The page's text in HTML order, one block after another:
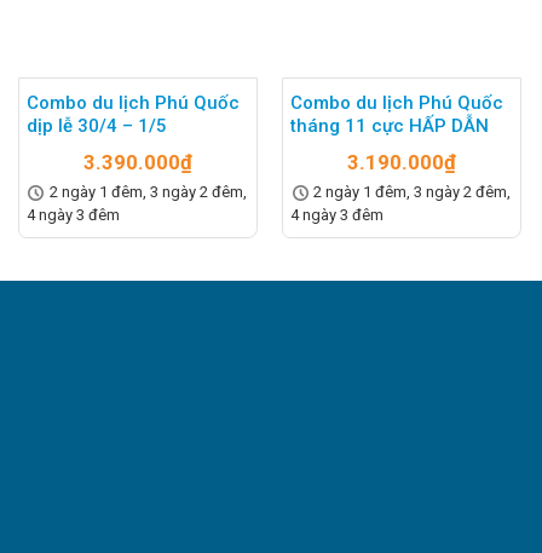
Combo du lịch Phú Quốc
dịp lễ 30/4 – 1/5
3.390.000₫
2 ngày 1 đêm, 3 ngày 2 đêm,
4 ngày 3 đêm
Combo du lịch Phú Quốc
tháng 11 cực HẤP DẪN
3.190.000₫
2 ngày 1 đêm, 3 ngày 2 đêm,
4 ngày 3 đêm